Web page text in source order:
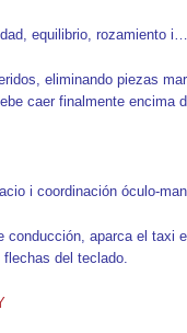
equilibrio, rozamiento
eliminando piezas
caer finalmente encima
i coordinación óculo-
conducción, aparca el taxi
del teclado.